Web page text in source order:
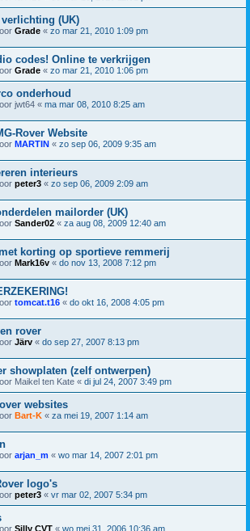
verlichting (UK)
Grade « zo mar 21, 2010 1:09 pm
codes! Online te verkrijgen
Grade « zo mar 21, 2010 1:06 pm
onderhoud
jwt64 « ma mar 08, 2010 8:25 am
Rover Website
MARTIN « zo sep 06, 2009 9:35 am
interieurs
peter3 « zo sep 06, 2009 2:09 am
mailorder (UK)
Sander02 « za aug 08, 2009 12:40 am
korting op sportieve remmerij
Mark16v « do nov 13, 2008 7:12 pm
tomcat.t16 « do okt 16, 2008 4:05 pm
rover
Järv « do sep 27, 2007 8:13 pm
showplaten (zelf ontwerpen)
Maikel ten Kate « di jul 24, 2007 3:49 pm
websites
Bart-K « za mei 19, 2007 1:14 am
arjan_m « wo mar 14, 2007 2:01 pm
logo's
peter3 « vr mar 02, 2007 5:34 pm
Silly CVT « wo mei 31, 2006 10:36 am